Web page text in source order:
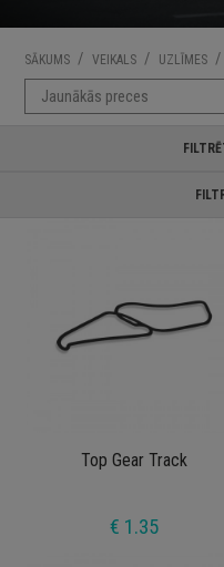
SĀKUMS / VEIKALS / UZLĪMES /
Top Gear Track
€ 1.35